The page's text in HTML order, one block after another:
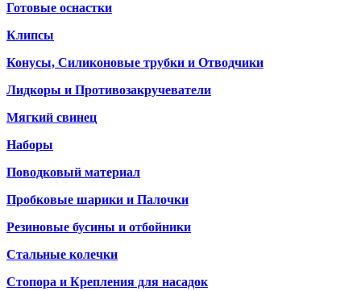
Готовые оснастки
Клипсы
Конусы, Силиконовые трубки и Отводчики
Лидкоры и Противозакручеватели
Мягкий свинец
Наборы
Поводковый материал
Пробковые шарики и Палочки
Резиновые бусины и отбойники
Стальные колечки
Стопора и Крепления для насадок